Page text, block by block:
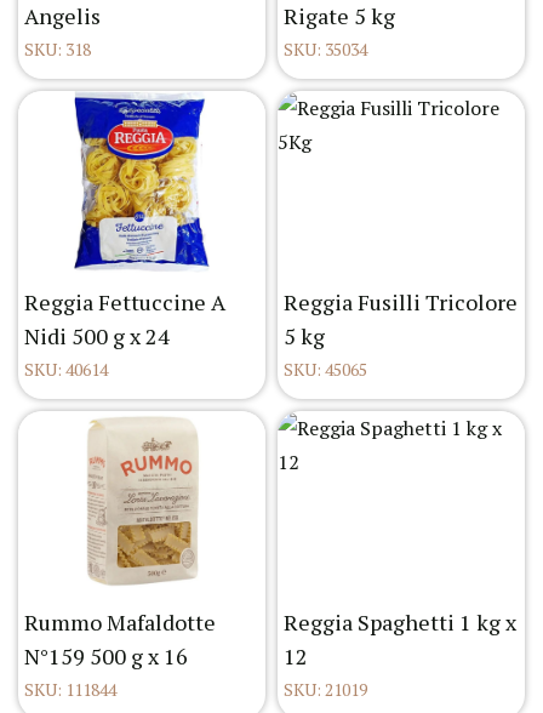
Angelis
SKU: 318
Rigate 5 kg
SKU: 35034
Reggia Fettuccine A
Nidi 500 g x 24
SKU: 40614
Reggia Fusilli Tricolore
5 kg
SKU: 45065
Rummo Mafaldotte
N°159 500 g x 16
SKU: 111844
Reggia Spaghetti 1 kg x
12
SKU: 21019